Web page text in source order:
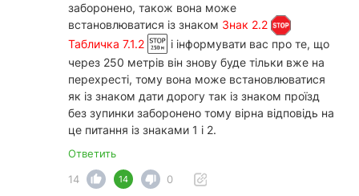
заборонено, також вона може
встановлюватися із знаком Знак 2.2
Табличка 7.1.2
і інформувати вас про те, що
через 250 метрів він знову буде тільки вже на
перехресті, тому вона може встановлюватися
як із знаком дати дорогу так із знаком проїзд
без зупинки заборонено тому вірна відповідь на
це питання із знаками 1 і 2.
Ответить
14
14 0